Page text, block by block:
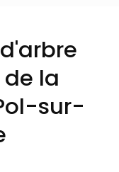
la
sur-